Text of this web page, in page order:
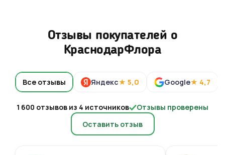
Отзывы покупателей о
КраснодарФлора
Все отзывы Яндекс★ 5,0 Google★ 4,7
1 600 отзывов из 4 источников
Отзывы проверены
Оставить отзыв